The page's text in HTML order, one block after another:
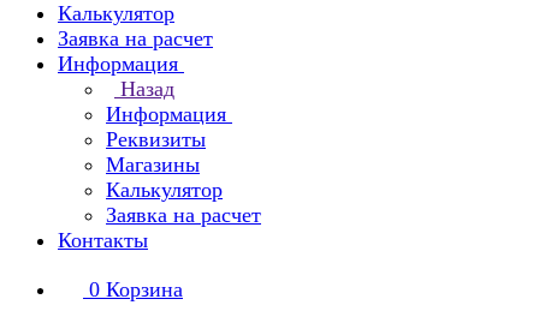
Калькулятор
Заявка на расчет
Информация
Назад
Информация
Реквизиты
Магазины
Калькулятор
Заявка на расчет
Контакты
0 Корзина